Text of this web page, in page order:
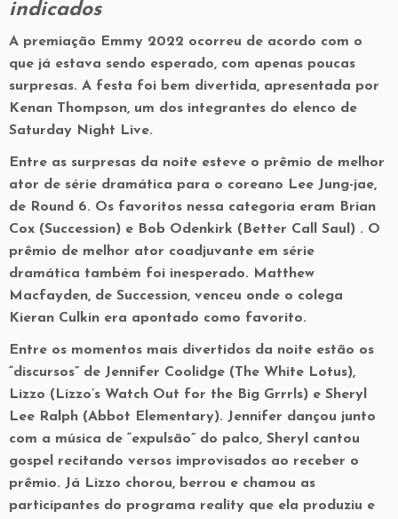
indicados
A premiação Emmy 2022 ocorreu de acordo com o
que já estava sendo esperado, com apenas poucas
surpresas. A festa foi bem divertida, apresentada por
Kenan Thompson, um dos integrantes do elenco de
Saturday Night Live.
Entre as surpresas da noite esteve o prêmio de melhor
ator de série dramática para o coreano Lee Jung-jae,
de Round 6. Os favoritos nessa categoria eram Brian
Cox (Succession) e Bob Odenkirk (Better Call Saul) . O
prêmio de melhor ator coadjuvante em série
dramática também foi inesperado. Matthew
Macfayden, de Succession, venceu onde o colega
Kieran Culkin era apontado como favorito.
Entre os momentos mais divertidos da noite estão os
“discursos” de Jennifer Coolidge (The White Lotus),
Lizzo (Lizzo’s Watch Out for the Big Grrrls) e Sheryl
Lee Ralph (Abbot Elementary). Jennifer dançou junto
com a música de “expulsão” do palco, Sheryl cantou
gospel recitando versos improvisados ao receber o
prêmio. Já Lizzo chorou, berrou e chamou as
participantes do programa reality que ela produziu e